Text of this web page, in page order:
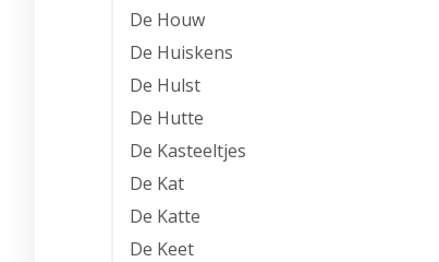
De Houw
De Huiskens
De Hulst
De Hutte
De Kasteeltjes
De Kat
De Katte
De Keet